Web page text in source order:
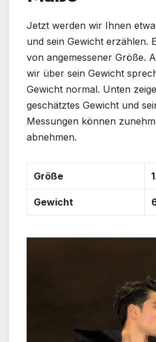
Jetzt werden wir Ihnen
und sein Gewicht erzählen.
von angemessener Größe.
wir über sein Gewicht
Gewicht normal. Unten
geschätztes Gewicht und
Messungen können
abnehmen.
Größe
Gewicht